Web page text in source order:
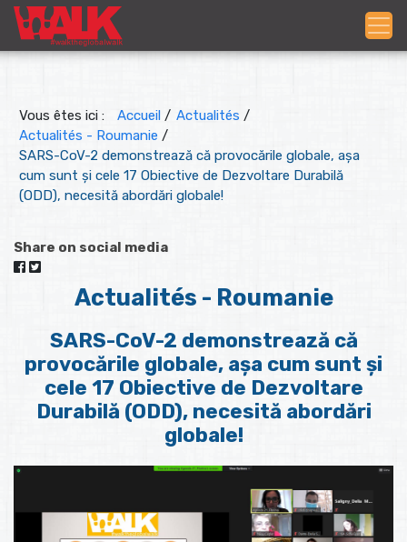
Vous êtes ici : Accueil / Actualités /
Actualités - Roumanie /
SARS-CoV-2 demonstrează că provocările globale, așa
cum sunt și cele 17 Obiective de Dezvoltare Durabilă
(ODD), necesită abordări globale!
Share on social media
Actualités - Roumanie
SARS-CoV-2 demonstrează că
provocările globale, așa cum sunt și
cele 17 Obiective de Dezvoltare
Durabilă (ODD), necesită abordări
globale!